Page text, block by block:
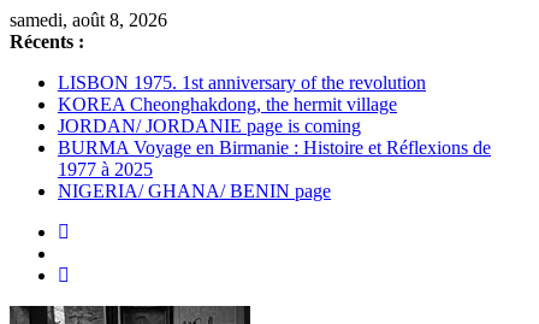
Passer
au
samedi, août 8, 2026
Récents :
LISBON 1975. 1st anniversary of the revolution
KOREA Cheonghakdong, the hermit village
JORDAN/ JORDANIE page is coming
BURMA Voyage en Birmanie : Histoire et Réflexions de
1977 à 2025
NIGERIA/ GHANA/ BENIN page